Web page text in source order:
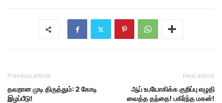
Previous article
தவறான முடி திருத்தும்: 2 கோடி
இழப்பீடு!
Next article
ஆப் உபயோகிக்க குறிப்பு எழுதி
வைத்த தந்தை! பகிர்ந்த மகன்!